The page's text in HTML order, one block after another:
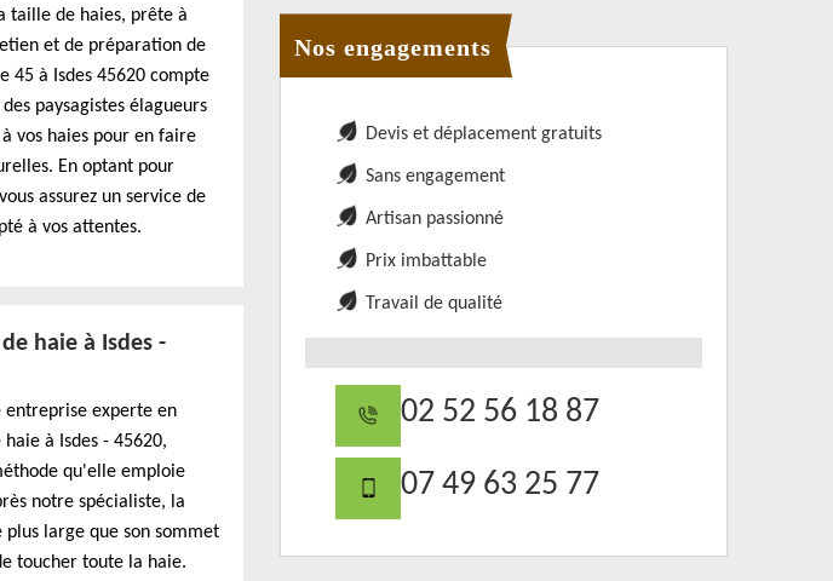
taille de haies, prête à
et de préparation de
45 à Isdes 45620 compte
paysagistes élagueurs
vos haies pour en faire
En optant pour
assurez un service de
à vos attentes.
haie à Isdes -
entreprise experte en
à Isdes - 45620,
qu'elle emploie
notre spécialiste, la
large que son sommet
toucher toute la haie.
Nos engagements
Devis et déplacement gratuits
Sans engagement
Artisan passionné
Prix imbattable
Travail de qualité
02 52 56 18 87
07 49 63 25 77